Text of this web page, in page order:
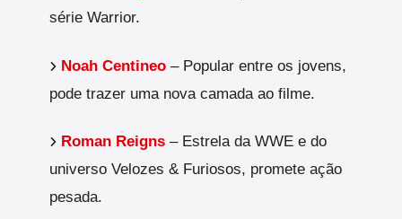
série Warrior.
Noah Centineo – Popular entre os jovens,
pode trazer uma nova camada ao filme.
Roman Reigns – Estrela da WWE e do
universo Velozes & Furiosos, promete ação
pesada.